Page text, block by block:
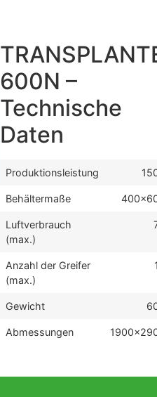
600N –
Technische
Daten
Produktionsleistung
Behältermaße
Luftverbrauch
(max.)
Anzahl der Greifer
(max.)
Gewicht
Abmessungen